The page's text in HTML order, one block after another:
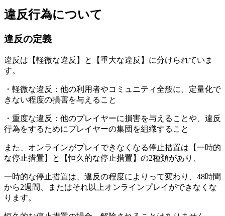
違反行為について
違反の定義
違反は【軽微な違反】と【重大な違反】に分けられていま
す。
・軽微な違反：他の利用者やコミュニティ全般に、定量化で
きない程度の損害を与えること
・重度な違反：他のプレイヤーに損害を与えることや、違反
行為をするためにプレイヤーの集団を組織すること
また、オンラインがプレイできなくなる停止措置は【一時的
な停止措置】と【恒久的な停止措置】の2種類があり、
一時的な停止措置は、違反の程度によりって変わり、48時間
から2週間、またはそれ以上オンラインプレイができなくな
ります。